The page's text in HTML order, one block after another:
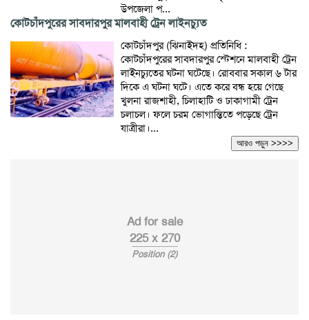
উপজেলা প...
কোটচাঁদপুরের সাবদারপুর মালবাহী ট্রেন লাইনচ্যুত
কোটচাঁদপুর (ঝিনাইদহ) প্রতিনিধি :
কোটচাঁদপুরের সাবদারপুর স্টেশনে মালবাহী ট্রেন
লাইনচ্যুতের ঘটনা ঘটেছে। রোববার সকাল ৬ টার
দিকে এ ঘটনা ঘটে। এতে করে বন্ধ হয়ে গেছে
খুলনা রাজশাহী, চিলাহাটি ও ঢাকাগামী ট্রেন
চলাচল। ফলে চরম ভোগান্তিতে পড়েছে ট্রেন
যাত্রীরা।...
আরও পড়ুন >>>>
Ad for sale
225 x 270
Position (2)